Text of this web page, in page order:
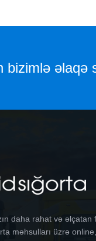
bizimlə əlaqə
daha rahat və əlçatan
məhsulları üzrə